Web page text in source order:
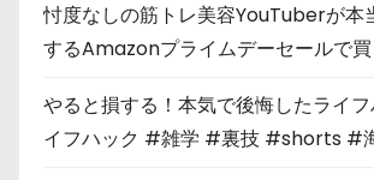
忖度なしの筋トレ美容YouTuberが本
するAmazonプライムデーセールで
やると損する！本気で後悔したライ
イフハック #雑学 #裏技 #shorts #